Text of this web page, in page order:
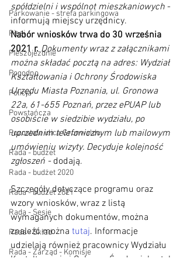
Parkowanie - strefa parkingowa
Piesi
Pieszojezdnie
Pogodno
Policja
Powstańcza
Pozostałe ulice Grunwaldu
Rada - budżet
Rada - budżet 2020
Rada - budżet 2021
Rada - Sesje
Rada - Skład
Rada - Zarząd - Komisje
spółdzielni i wspólnot mieszkaniowych -
informują miejscy urzędnicy.
Nabór wniosków trwa do 30 września
2021 r. Dokumenty wraz z załącznikami
można składać pocztą na adres: Wydział
Kształtowania i Ochrony Środowiska
Urzędu Miasta Poznania, ul. Gronowa
22a, 61-655 Poznań, przez ePUAP lub
osobiście w siedzibie wydziału, po
uprzednim telefonicznym lub mailowym
umówieniu wizyty. Decyduje kolejność
zgłoszeń - dodają.
Szczegóły dotyczące programu oraz
wzory wniosków, wraz z listą
wymaganych dokumentów, można
znaleźć można tutaj. Informacje
udzielają również pracownicy Wydziału
Kształtowania i Ochrony Środowiska, tel.